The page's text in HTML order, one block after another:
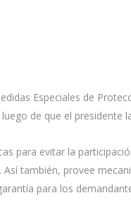
Especiales de
de que el presidente
para evitar la
Así también, provee
para los